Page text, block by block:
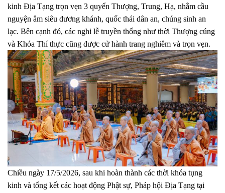
kinh Địa Tạng trọn vẹn 3 quyển Thượng, Trung, Hạ, nhằm cầu
nguyện âm siêu dương khánh, quốc thái dân an, chúng sinh an
lạc. Bên cạnh đó, các nghi lễ truyền thống như thời Thượng cúng
và Khóa Thí thực cũng được cử hành trang nghiêm và trọn vẹn.
Chiều ngày 17/5/2026, sau khi hoàn thành các thời khóa tụng
kinh và tổng kết các hoạt động Phật sự, Pháp hội Địa Tạng tại